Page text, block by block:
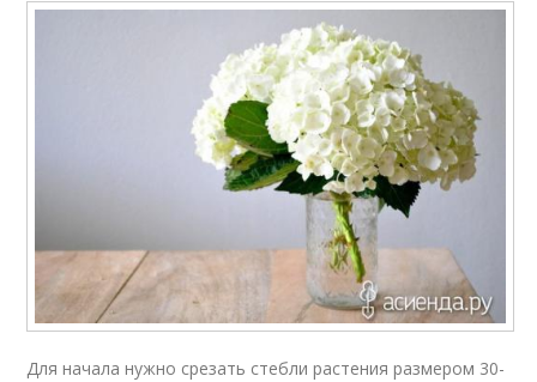
Для начала нужно срезать стебли растения размером 30-